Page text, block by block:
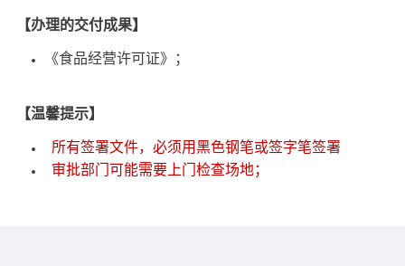
【办理的交付成果】
《食品经营许可证》；
【温馨提示】
所有签署文件，必须用黑色钢笔或签字笔签署
审批部门可能需要上门检查场地；